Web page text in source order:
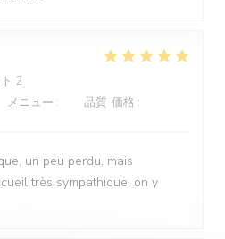
2
メニュー : 品質-価格 :
un peu perdu, mais
très sympathique, on y